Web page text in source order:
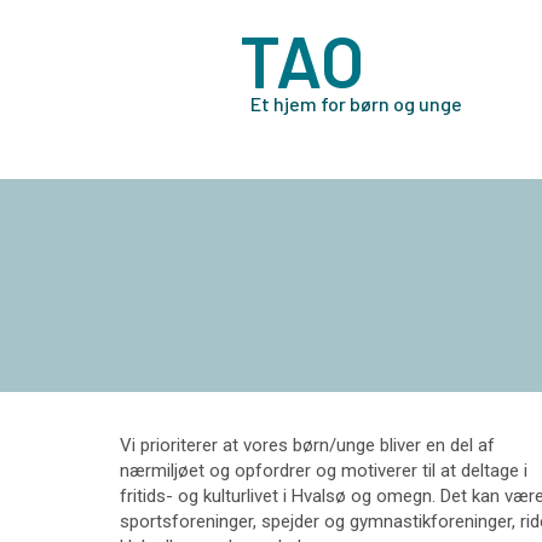
TAO
Et hjem for børn og unge
​Vi prioriterer at vores børn/unge bliver en del af
nærmiljøet og opfordrer og motiverer til at deltage i
fritids- og kulturlivet i Hvalsø og omegn. Det kan
sportsforeninger, spejder og gymnastikforeninger,